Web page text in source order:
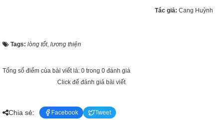
Tác giả: Cang Huỳnh
Tags: lòng tốt, lương thiện
Tổng số điểm của bài viết là: 0 trong 0 đánh giá
Click để đánh giá bài viết
Chia sẻ: Facebook Tweet